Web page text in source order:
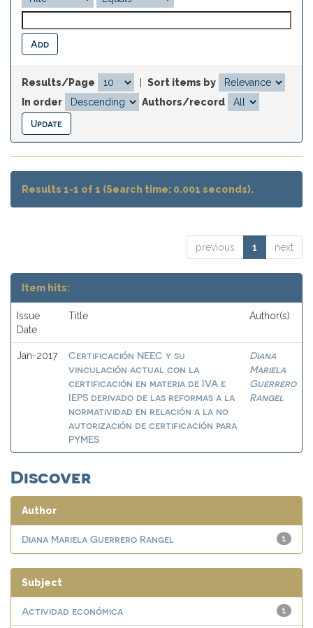
Results/Page
Sort items by
In order
Authors/record
Results 1-1 of 1 (Search time: 0.001 seconds).
previous 1 next
Item hits:
Issue
Date
Title Author(s)
Jan-2017
Certificación NEEC y su
vinculación actual con la
certificación en materia de IVA e
IEPS derivado de las reformas a la
normatividad en relación a la no
autorización de certificación para
PYMES
Diana
Mariela
Guerrero
Rangel
Discover
Author
1
Diana Mariela Guerrero Rangel
Subject
1
Actividad económica